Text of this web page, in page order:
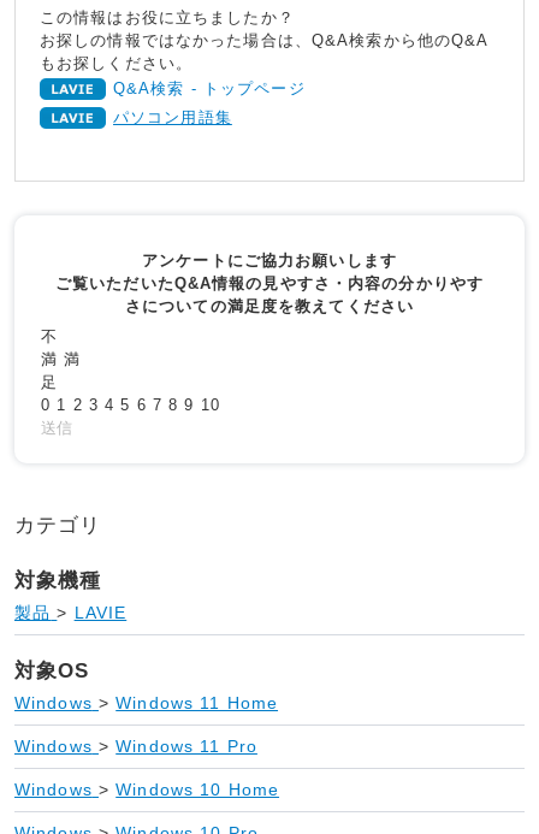
この情報はお役に立ちましたか？
お探しの情報ではなかった場合は、Q&A検索から他のQ&A
もお探しください。
Q&A検索 - トップページ
パソコン用語集
アンケートにご協力お願いします
ご覧いただいたQ&A情報の見やすさ・内容の分かりやす
さについての満足度を教えてください
不
満 満
足
0 1 2 3 4 5 6 7 8 9 10
送信
カテゴリ
対象機種
製品 > LAVIE
対象OS
Windows > Windows 11 Home
Windows > Windows 11 Pro
Windows > Windows 10 Home